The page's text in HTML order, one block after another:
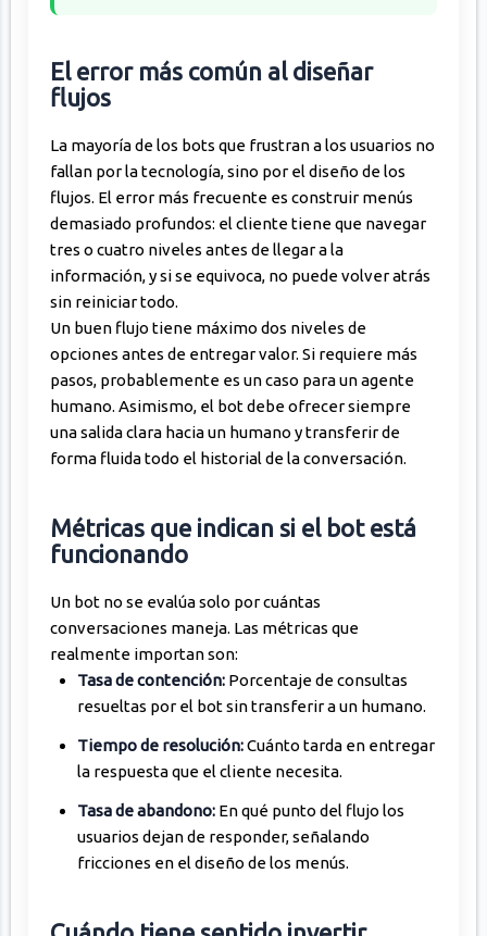
El error más común al diseñar
flujos
La mayoría de los bots que frustran a los usuarios no
fallan por la tecnología, sino por el diseño de los
flujos. El error más frecuente es construir menús
demasiado profundos: el cliente tiene que navegar
tres o cuatro niveles antes de llegar a la
información, y si se equivoca, no puede volver atrás
sin reiniciar todo.
Un buen flujo tiene máximo dos niveles de
opciones antes de entregar valor. Si requiere más
pasos, probablemente es un caso para un agente
humano. Asimismo, el bot debe ofrecer siempre
una salida clara hacia un humano y transferir de
forma fluida todo el historial de la conversación.
Métricas que indican si el bot está
funcionando
Un bot no se evalúa solo por cuántas
conversaciones maneja. Las métricas que
realmente importan son:
Tasa de contención: Porcentaje de consultas
resueltas por el bot sin transferir a un humano.
Tiempo de resolución:Cuánto tarda en entregar
la respuesta que el cliente necesita.
Tasa de abandono: En qué punto del flujo los
usuarios dejan de responder, señalando
fricciones en el diseño de los menús.